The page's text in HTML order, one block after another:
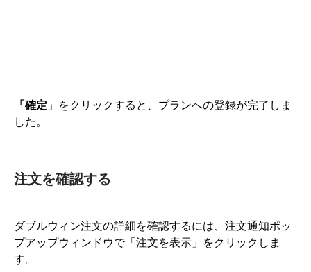
「確定 」をクリックすると、プランへの登録が完了しま
した。
注文を確認する
ダブルウィン注文の詳細を確認するには、注文通知ポッ
プアップウィンドウで「注文を表示」をクリックしま
す。